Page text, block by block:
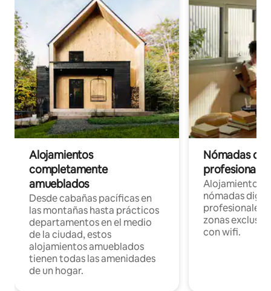
Alojamientos
completamente
amueblados
Desde cabañas pacíficas en
las montañas hasta prácticos
departamentos en el medio
de la ciudad, estos
alojamientos amueblados
tienen todas las amenidades
de un hogar.
Nómadas
Alojamientos
nómadas
profesionales
zonas
con wifi.